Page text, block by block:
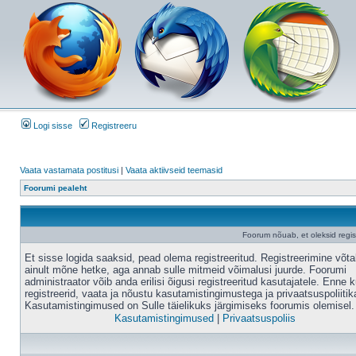
Logi sisse Registreeru
Vaata vastamata postitusi | Vaata aktiivseid teemasid
Foorumi pealeht
Foorum nõuab, et oleksid
Et sisse logida saaksid, pead olema registreeritud. Registreerimine
ainult mõne hetke, aga annab sulle mitmeid võimalusi juurde. Foorumi
administraator võib anda erilisi õigusi registreeritud kasutajatele. Enne
registreerid, vaata ja nõustu kasutamistingimustega ja
Kasutamistingimused on Sulle täielikuks järgimiseks foorumis olemisel.
Kasutamistingimused
Privaatsuspoliis